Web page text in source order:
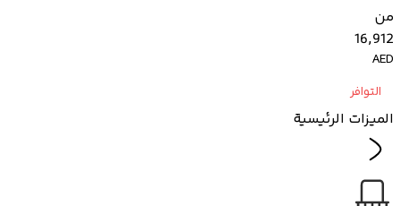
من
16,912
AED
التوافر
الميزات الرئيسية